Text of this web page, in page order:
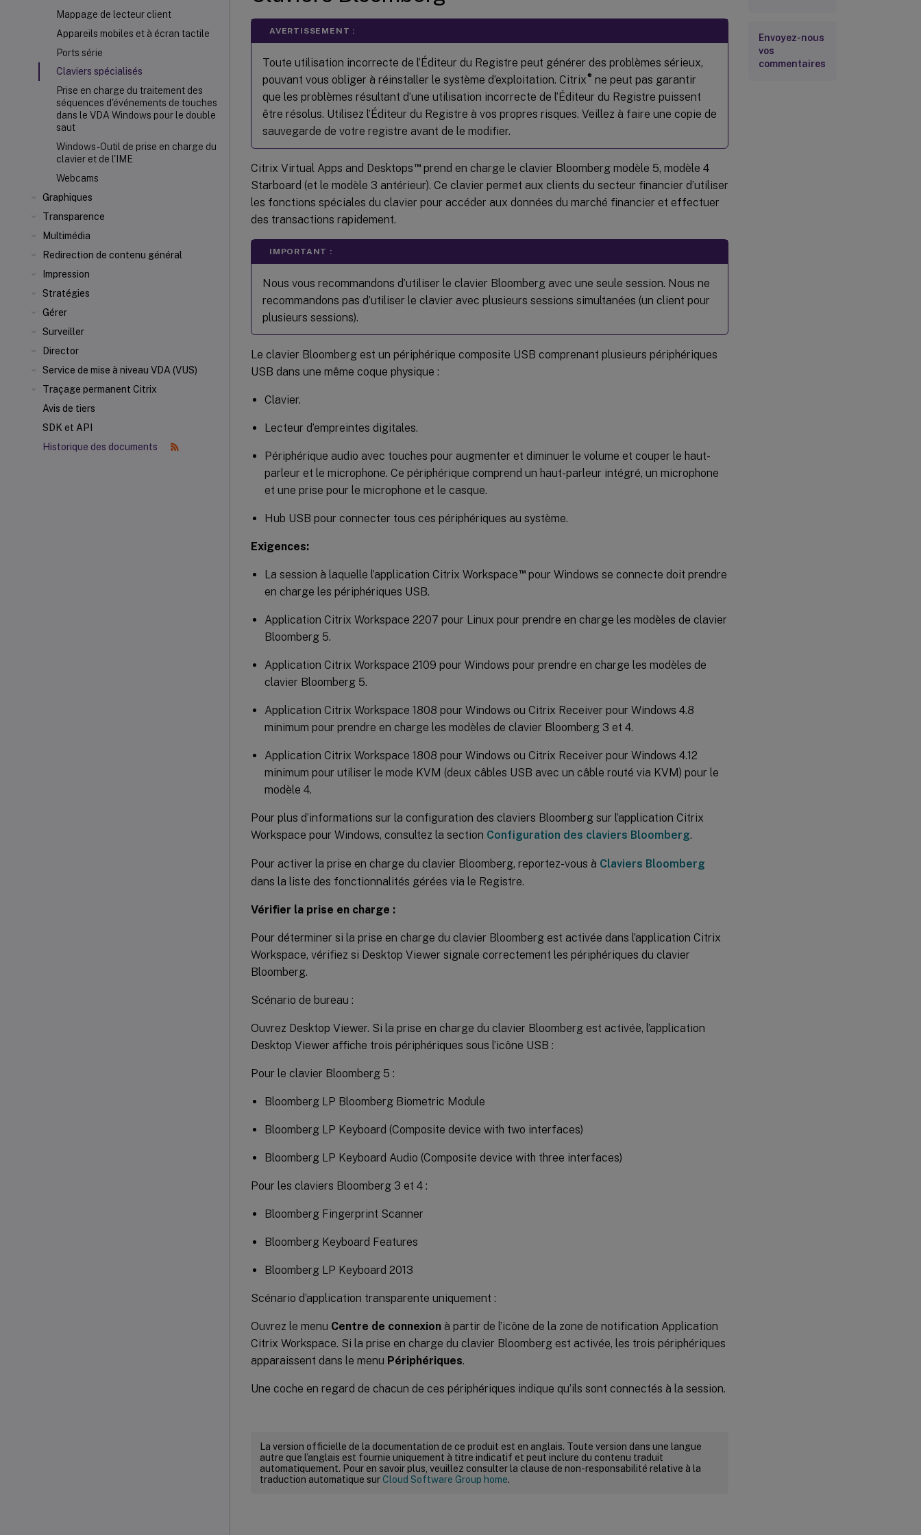
Mappage de lecteur client
Appareils mobiles et à écran tactile
Ports série
Claviers spécialisés
Prise en charge du traitement des
séquences d'événements de touches
dans le VDA Windows pour le double
saut
Windows - Outil de prise en charge du
clavier et de l'IME
Webcams
Graphiques
Transparence
Multimédia
Redirection de contenu général
Impression
Stratégies
Gérer
Surveiller
Director
Service de mise à niveau VDA (VUS)
Traçage permanent Citrix
Avis de tiers
SDK et API
Historique des documents
AVERTISSEMENT :
Toute utilisation incorrecte de l’Éditeur du Registre peut générer des problèmes sérieux,
pouvant vous obliger à réinstaller le système d’exploitation. Citrix® ne peut pas garantir
que les problèmes résultant d’une utilisation incorrecte de l’Éditeur du Registre puissent
être résolus. Utilisez l’Éditeur du Registre à vos propres risques. Veillez à faire une copie de
sauvegarde de votre registre avant de le modifier.
Citrix Virtual Apps and Desktops™prend en charge le clavier Bloomberg modèle 5, modèle 4
Starboard (et le modèle 3 antérieur). Ce clavier permet aux clients du secteur financier d’utiliser
les fonctions spéciales du clavier pour accéder aux données du marché financier et effectuer
des transactions rapidement.
IMPORTANT :
Nous vous recommandons d’utiliser le clavier Bloomberg avec une seule session. Nous ne
recommandons pas d’utiliser le clavier avec plusieurs sessions simultanées (un client pour
plusieurs sessions).
Le clavier Bloomberg est un périphérique composite USB comprenant plusieurs périphériques
USB dans une même coque physique :
Clavier.
Lecteur d’empreintes digitales.
Périphérique audio avec touches pour augmenter et diminuer le volume et couper le haut-
parleur et le microphone. Ce périphérique comprend un haut-parleur intégré, un microphone
et une prise pour le microphone et le casque.
Hub USB pour connecter tous ces périphériques au système.
Exigences:
La session à laquelle l’application Citrix Workspace™pour Windows se connecte doit prendre
en charge les périphériques USB.
Application Citrix Workspace 2207 pour Linux pour prendre en charge les modèles de clavier
Bloomberg 5.
Application Citrix Workspace 2109 pour Windows pour prendre en charge les modèles de
clavier Bloomberg 5.
Application Citrix Workspace 1808 pour Windows ou Citrix Receiver pour Windows 4.8
minimum pour prendre en charge les modèles de clavier Bloomberg 3 et 4.
Application Citrix Workspace 1808 pour Windows ou Citrix Receiver pour Windows 4.12
minimum pour utiliser le mode KVM (deux câbles USB avec un câble routé via KVM) pour le
modèle 4.
Pour plus d’informations sur la configuration des claviers Bloomberg sur l’application Citrix
Workspace pour Windows, consultez la section Configuration des claviers Bloomberg.
Pour activer la prise en charge du clavier Bloomberg, reportez-vous à Claviers Bloomberg
dans la liste des fonctionnalités gérées via le Registre.
Vérifier la prise en charge :
Pour déterminer si la prise en charge du clavier Bloomberg est activée dans l’application Citrix
Workspace, vérifiez si Desktop Viewer signale correctement les périphériques du clavier
Bloomberg.
Scénario de bureau :
Ouvrez Desktop Viewer. Si la prise en charge du clavier Bloomberg est activée, l’application
Desktop Viewer affiche trois périphériques sous l’icône USB :
Pour le clavier Bloomberg 5 :
Bloomberg LP Bloomberg Biometric Module
Bloomberg LP Keyboard (Composite device with two interfaces)
Bloomberg LP Keyboard Audio (Composite device with three interfaces)
Pour les claviers Bloomberg 3 et 4 :
Bloomberg Fingerprint Scanner
Bloomberg Keyboard Features
Bloomberg LP Keyboard 2013
Scénario d’application transparente uniquement :
Ouvrez le menu Centre de connexion à partir de l’icône de la zone de notification Application
Citrix Workspace. Si la prise en charge du clavier Bloomberg est activée, les trois périphériques
apparaissent dans le menu Périphériques.
Une coche en regard de chacun de ces périphériques indique qu’ils sont connectés à la session.
La version officielle de la documentation de ce produit est en anglais. Toute version dans une langue
autre que l’anglais est fournie uniquement à titre indicatif et peut inclure du contenu traduit
automatiquement. Pour en savoir plus, veuillez consulter la clause de non-responsabilité relative à la
traduction automatique surCloud Software Group home.
Envoyez-nous
vos
commentaires